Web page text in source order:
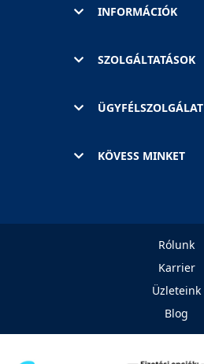
INFORMÁCIÓK
SZOLGÁLTATÁSOK
ÜGYFÉLSZOLGÁLAT
KÖVESS MINKET
Rólunk
Karrier
Üzleteink
Blog